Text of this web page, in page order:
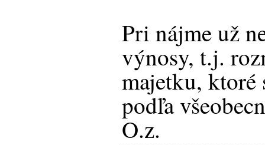
Pri nájme už
výnosy, t.j.
majetku, ktoré
podľa
O.z.